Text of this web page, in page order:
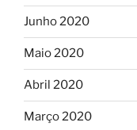
Junho 2020
Maio 2020
Abril 2020
Março 2020